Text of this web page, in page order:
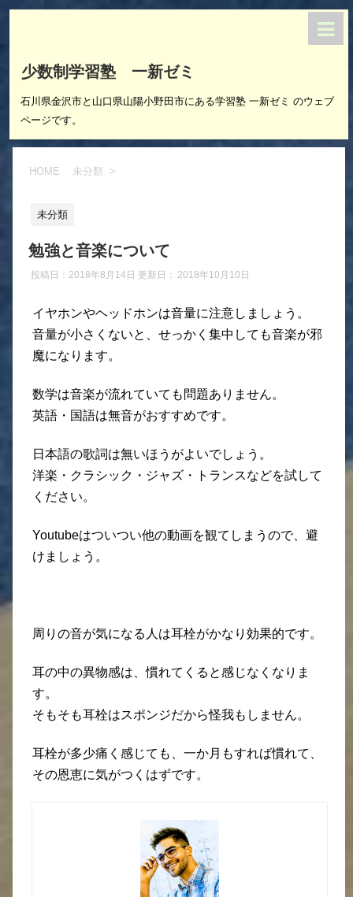
少数制学習塾 一新ゼミ
石川県金沢市と山口県山陽小野田市にある学習塾 一新ゼミ のウェブ
ページです。
HOME 未分類 >
未分類
勉強と音楽について
投稿日：2018年8月14日 更新日： 2018年10月10日
イヤホンやヘッドホンは音量に注意しましょう。
音量が小さくないと、せっかく集中しても音楽が邪
魔になります。
数学は音楽が流れていても問題ありません。
英語・国語は無音がおすすめです。
日本語の歌詞は無いほうがよいでしょう。
洋楽・クラシック・ジャズ・トランスなどを試して
ください。
Youtubeはついつい他の動画を観てしまうので、避
けましょう。
周りの音が気になる人は耳栓がかなり効果的です。
耳の中の異物感は、慣れてくると感じなくなりま
す。
そもそも耳栓はスポンジだから怪我もしません。
耳栓が多少痛く感じても、一か月もすれば慣れて、
その恩恵に気がつくはずです。